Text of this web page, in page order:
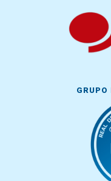
GRUPO